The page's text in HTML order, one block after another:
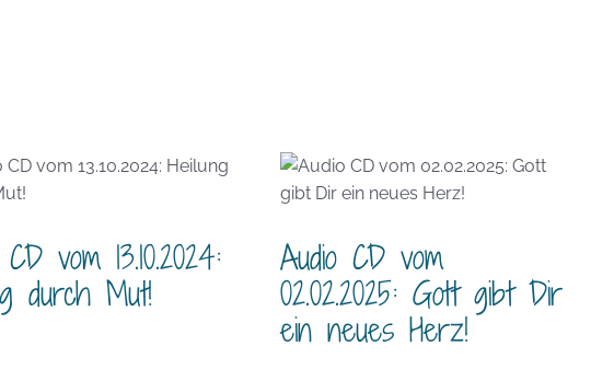
vom 13.10.2024:
durch Mut!
Audio CD vom
02.02.2025: Gott gibt Dir
ein neues Herz!